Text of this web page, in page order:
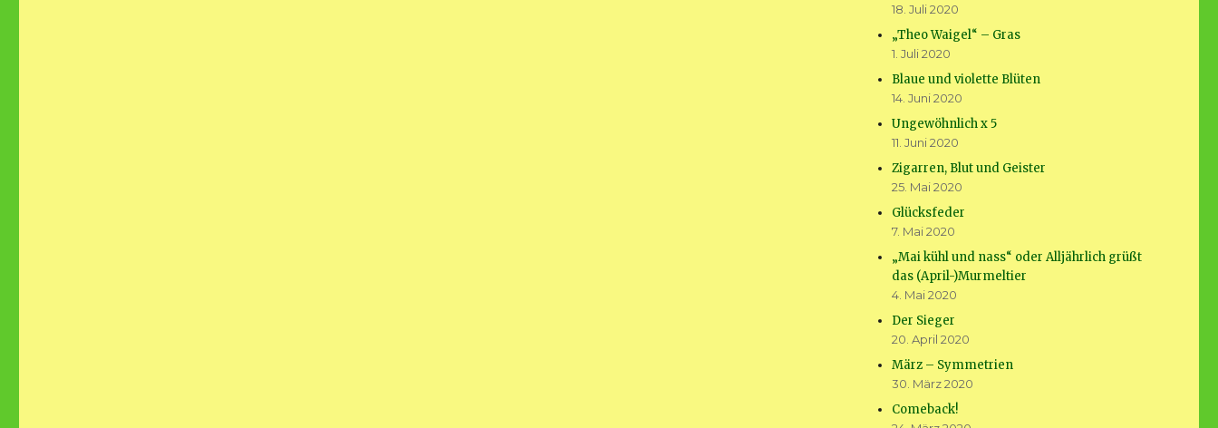
18. Juli 2020
„Theo Waigel“ – Gras
1. Juli 2020
Blaue und violette Blüten
14. Juni 2020
Ungewöhnlich x 5
11. Juni 2020
Zigarren, Blut und Geister
25. Mai 2020
Glücksfeder
7. Mai 2020
„Mai kühl und nass“ oder Alljährlich grüßt
das (April-)Murmeltier
4. Mai 2020
Der Sieger
20. April 2020
März – Symmetrien
30. März 2020
Comeback!